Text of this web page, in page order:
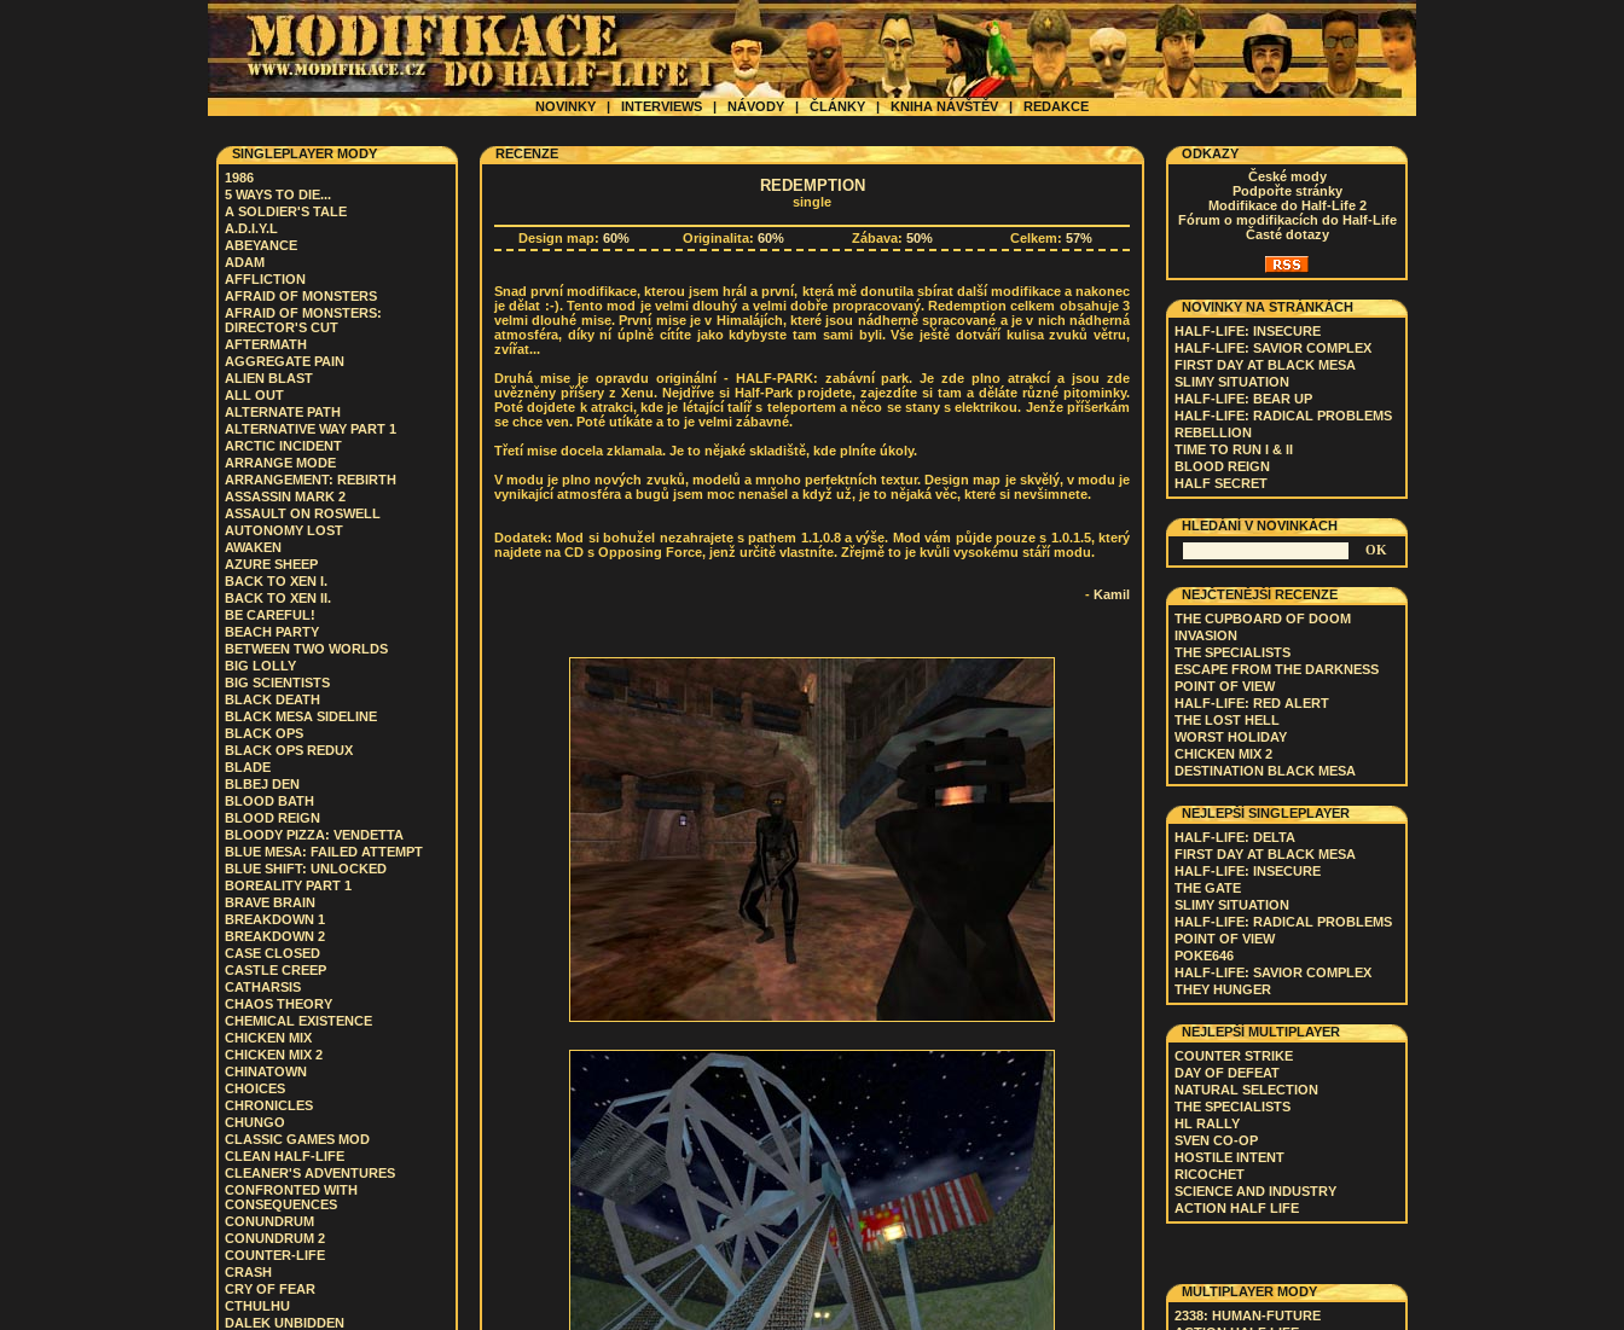
NOVINKY | INTERVIEWS|NÁVODY|ČLÁNKY|KNIHA NÁVŠTĚV|REDAKCE
SINGLEPLAYER MODY
1986
5 WAYS TO DIE...
A SOLDIER'S TALE
A.D.I.Y.L
ABEYANCE
ADAM
AFFLICTION
AFRAID OF MONSTERS
AFRAID OF MONSTERS:
DIRECTOR'S CUT
AFTERMATH
AGGREGATE PAIN
ALIEN BLAST
ALL OUT
ALTERNATE PATH
ALTERNATIVE WAY PART 1
ARCTIC INCIDENT
ARRANGE MODE
ARRANGEMENT: REBIRTH
ASSASSIN MARK 2
ASSAULT ON ROSWELL
AUTONOMY LOST
AWAKEN
AZURE SHEEP
BACK TO XEN I.
BACK TO XEN II.
BE CAREFUL!
BEACH PARTY
BETWEEN TWO WORLDS
BIG LOLLY
BIG SCIENTISTS
BLACK DEATH
BLACK MESA SIDELINE
BLACK OPS
BLACK OPS REDUX
BLADE
BLBEJ DEN
BLOOD BATH
BLOOD REIGN
BLOODY PIZZA: VENDETTA
BLUE MESA: FAILED ATTEMPT
BLUE SHIFT: UNLOCKED
BOREALITY PART 1
BRAVE BRAIN
BREAKDOWN 1
BREAKDOWN 2
CASE CLOSED
CASTLE CREEP
CATHARSIS
CHAOS THEORY
CHEMICAL EXISTENCE
CHICKEN MIX
CHICKEN MIX 2
CHINATOWN
CHOICES
CHRONICLES
CHUNGO
CLASSIC GAMES MOD
CLEAN HALF-LIFE
CLEANER'S ADVENTURES
CONFRONTED WITH
CONSEQUENCES
CONUNDRUM
CONUNDRUM 2
COUNTER-LIFE
CRASH
CRY OF FEAR
CTHULHU
DALEK UNBIDDEN
RECENZE
REDEMPTION
single
Design map: 60% Originalita: 60% Zábava: 50% Celkem: 57%
Snad první modifikace, kterou jsem hrál a první, která mě donutila sbírat další modifikace a nakonec
je dělat :-). Tento mod je velmi dlouhý a velmi dobře propracovaný. Redemption celkem obsahuje 3
velmi dlouhé mise. První mise je v Himalájích, které jsou nádherně spracované a je v nich nádherná
atmosféra, díky ní úplně cítíte jako kdybyste tam sami byli. Vše ještě dotváří kulisa zvuků větru,
zvířat...
Druhá mise je opravdu originální - HALF-PARK: zabávní park. Je zde plno atrakcí a jsou zde
uvězněny příšery z Xenu. Nejdříve si Half-Park projdete, zajezdíte si tam a děláte různé pitominky.
Poté dojdete k atrakci, kde je létající talíř s teleportem a něco se stany s elektrikou. Jenže příšerkám
se chce ven. Poté utíkáte a to je velmi zábavné.
Třetí mise docela zklamala. Je to nějaké skladiště, kde plníte úkoly.
V modu je plno nových zvuků, modelů a mnoho perfektních textur. Design map je skvělý, v modu je
vynikající atmosféra a bugů jsem moc nenašel a když už, je to nějaká věc, které si nevšimnete.
Dodatek: Mod si bohužel nezahrajete s pathem 1.1.0.8 a výše. Mod vám půjde pouze s 1.0.1.5, který
najdete na CD s Opposing Force, jenž určitě vlastníte. Zřejmě to je kvůli vysokému stáří modu.
- Kamil
ODKAZY
České mody
Podpořte stránky
Modifikace do Half-Life 2
Fórum o modifikacích do Half-Life
Časté dotazy
NOVINKY NA STRÁNKÁCH
HALF-LIFE: INSECURE
HALF-LIFE: SAVIOR COMPLEX
FIRST DAY AT BLACK MESA
SLIMY SITUATION
HALF-LIFE: BEAR UP
HALF-LIFE: RADICAL PROBLEMS
REBELLION
TIME TO RUN I & II
BLOOD REIGN
HALF SECRET
HLEDÁNÍ V NOVINKÁCH
NEJČTENĚJŠÍ RECENZE
THE CUPBOARD OF DOOM
INVASION
THE SPECIALISTS
ESCAPE FROM THE DARKNESS
POINT OF VIEW
HALF-LIFE: RED ALERT
THE LOST HELL
WORST HOLIDAY
CHICKEN MIX 2
DESTINATION BLACK MESA
NEJLEPŠÍ SINGLEPLAYER
HALF-LIFE: DELTA
FIRST DAY AT BLACK MESA
HALF-LIFE: INSECURE
THE GATE
SLIMY SITUATION
HALF-LIFE: RADICAL PROBLEMS
POINT OF VIEW
POKE646
HALF-LIFE: SAVIOR COMPLEX
THEY HUNGER
NEJLEPŠÍ MULTIPLAYER
COUNTER STRIKE
DAY OF DEFEAT
NATURAL SELECTION
THE SPECIALISTS
HL RALLY
SVEN CO-OP
HOSTILE INTENT
RICOCHET
SCIENCE AND INDUSTRY
ACTION HALF LIFE
MULTIPLAYER MODY
2338: HUMAN-FUTURE